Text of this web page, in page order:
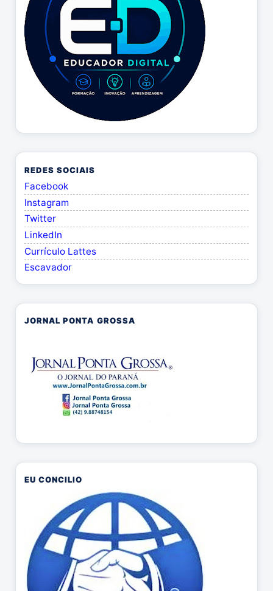
REDES SOCIAIS
Facebook
Instagram
Twitter
LinkedIn
Currículo Lattes
Escavador
JORNAL PONTA GROSSA
EU CONCILIO